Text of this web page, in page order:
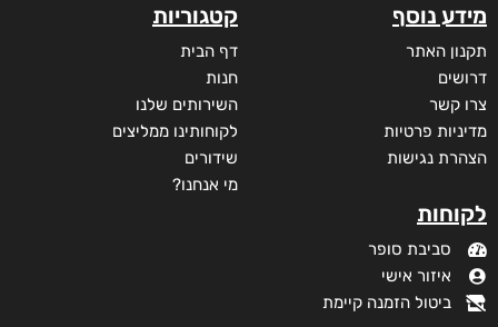
מידע נוסף
תקנון האתר
דרושים
צרו קשר
מדיניות פרטיות
הצהרת נגישות
לקוחות
סביבת סופר
איזור אישי
ביטול הזמנה קיימת
קטגוריות
דף הבית
חנות
השירותים שלנו
לקוחותינו ממליצים
שידורים
מי אנחנו?